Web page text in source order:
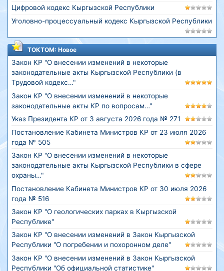
Цифровой кодекс Кыргызской Республики
Уголовно-процессуальный кодекс Кыргызской Республики
ТОКТОМ: Новое
Закон КР "О внесении изменений в некоторые
законодательные акты Кыргызской Республики (в
Трудовой кодекс…"
Закон КР "О внесении изменений в некоторые
законодательные акты КР по вопросам…"
Указ Президента КР от 3 августа 2026 года № 271
Постановление Кабинета Министров КР от 23 июля 2026
года № 505
Закон КР "О внесении изменений в некоторые
законодательные акты Кыргызской Республики в сфере
охраны…"
Постановление Кабинета Министров КР от 30 июля 2026
года № 516
Закон КР "О геологических парках в Кыргызской
Республике"
Закон КР "О внесении изменений в Закон Кыргызской
Республики "О погребении и похоронном деле"
Закон КР "О внесении изменений в Закон Кыргызской
Республики "Об официальной статистике"